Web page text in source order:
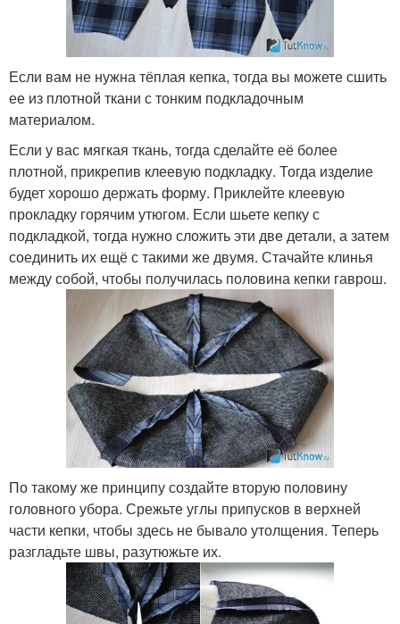
Если вам не нужна тёплая кепка, тогда вы можете сшить
ее из плотной ткани с тонким подкладочным
материалом.
Если у вас мягкая ткань, тогда сделайте её более
плотной, прикрепив клеевую подкладку. Тогда изделие
будет хорошо держать форму. Приклейте клеевую
прокладку горячим утюгом. Если шьете кепку с
подкладкой, тогда нужно сложить эти две детали, а затем
соединить их ещё с такими же двумя. Стачайте клинья
между собой, чтобы получилась половина кепки гаврош.
По такому же принципу создайте вторую половину
головного убора. Срежьте углы припусков в верхней
части кепки, чтобы здесь не бывало утолщения. Теперь
разгладьте швы, разутюжьте их.